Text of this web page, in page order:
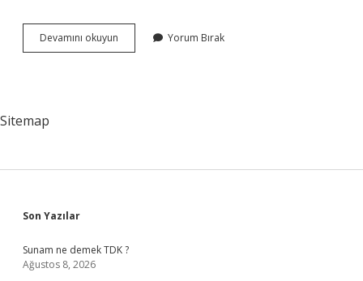
Devamını okuyun
Kireçlenmesi
Yorum Bırak
Sitemap
Sidebar
Son Yazılar
Sunam ne demek TDK ?
Ağustos 8, 2026